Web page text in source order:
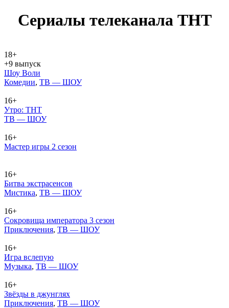
Се­риа­лы те­ле­ка­на­ла ТНТ
18+
+9 выпуск
Шоу Воли
Ко­ме­дии, ТВ — ШОУ
16+
Утро: ТНТ
ТВ — ШОУ
16+
Мастер игры 2 сезон
16+
Битва экстрасенсов
Мис­ти­ка, ТВ — ШОУ
16+
Сокровища императора 3 сезон
При­клю­че­ния, ТВ — ШОУ
16+
Игра вслепую
Му­зы­ка, ТВ — ШОУ
16+
Звёзды в джунглях
При­клю­че­ния, ТВ — ШОУ